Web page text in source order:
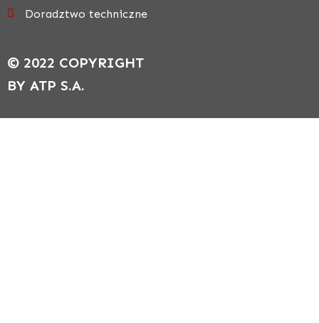
Doradztwo techniczne
© 2022 COPYRIGHT
BY ATP S.A.